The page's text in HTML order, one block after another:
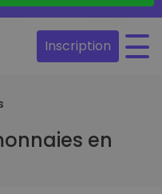
Inscription
en